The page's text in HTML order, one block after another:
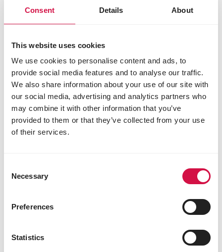
Consent Details About
This website uses cookies
We use cookies to personalise content and ads, to
provide social media features and to analyse our traffic.
We also share information about your use of our site with
our social media, advertising and analytics partners who
may combine it with other information that you’ve
provided to them or that they’ve collected from your use
of their services.
Selection
Necessary
Preferences
Statistics
Start